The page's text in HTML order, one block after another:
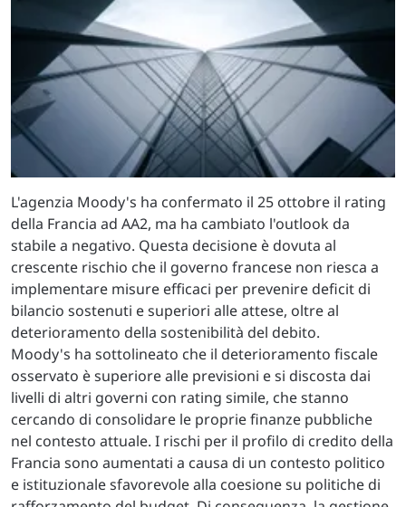
L'agenzia Moody's ha confermato il 25 ottobre il rating
della Francia ad AA2, ma ha cambiato l'outlook da
stabile a negativo. Questa decisione è dovuta al
crescente rischio che il governo francese non riesca a
implementare misure efficaci per prevenire deficit di
bilancio sostenuti e superiori alle attese, oltre al
deterioramento della sostenibilità del debito.
Moody's ha sottolineato che il deterioramento fiscale
osservato è superiore alle previsioni e si discosta dai
livelli di altri governi con rating simile, che stanno
cercando di consolidare le proprie finanze pubbliche
nel contesto attuale. I rischi per il profilo di credito della
Francia sono aumentati a causa di un contesto politico
e istituzionale sfavorevole alla coesione su politiche di